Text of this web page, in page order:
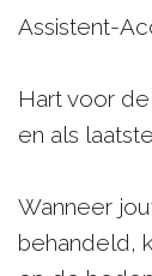
Assistent-
Hart voor
en als
Wanneer
behandeld,